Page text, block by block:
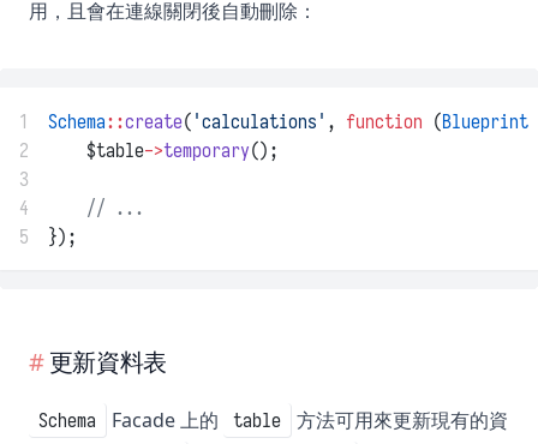
用，且會在連線關閉後自動刪除：
1 Schema::create( 'calculations' , function (Blueprint
2
    $table
->temporary();
3
4
// ...
5
});
更新資料表
Schema Facade 上的 table
方法可用來更新現有的資